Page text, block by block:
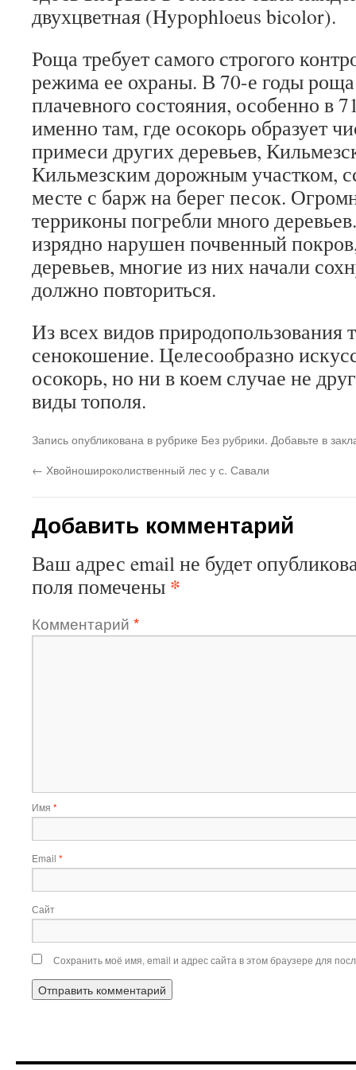
двухцветная (Hypophloeus bicolor).
Роща требует самого строгого
режима ее охраны. В 70-е годы
плачевного состояния, особенно в
именно там, где осокорь образует
примеси других деревьев,
Кильмезским дорожным участком,
месте с барж на берег песок.
терриконы погребли много
изрядно нарушен почвенный
деревьев, многие из них начали
должно повториться.
Из всех видов природопользования
сенокошение. Целесообразно
осокорь, но ни в коем случае не
виды тополя.
Запись опубликована в рубрике Без рубрики. Добавьте в
← Хвойношироколиственный лес у с. Савали
Добавить комментарий
Ваш адрес email не будет
поля помечены *
Комментарий *
Имя *
Email *
Сайт
Сохранить моё имя, email и адрес сайта в этом браузере для